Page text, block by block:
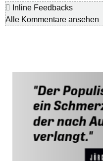
Inline Feedbacks
Alle Kommentare ansehen